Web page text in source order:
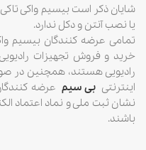
شایان ذکر است بیسیم واکی
یا نصب آنتن و دکل ندارد.
تمامی عرضه کنندگان بیسیم
خرید و فروش تجهیزات
رادیویی هستند، همچنین در
اینترنتیبی سیم عرضه
نشان ثبت ملی و نماد اعتماد
باشند.